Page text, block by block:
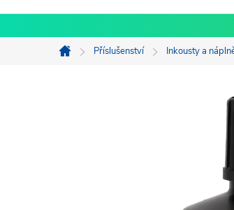
Domů
Příslušenství Inkousty a